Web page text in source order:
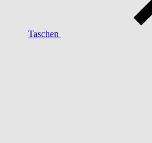
Taschen